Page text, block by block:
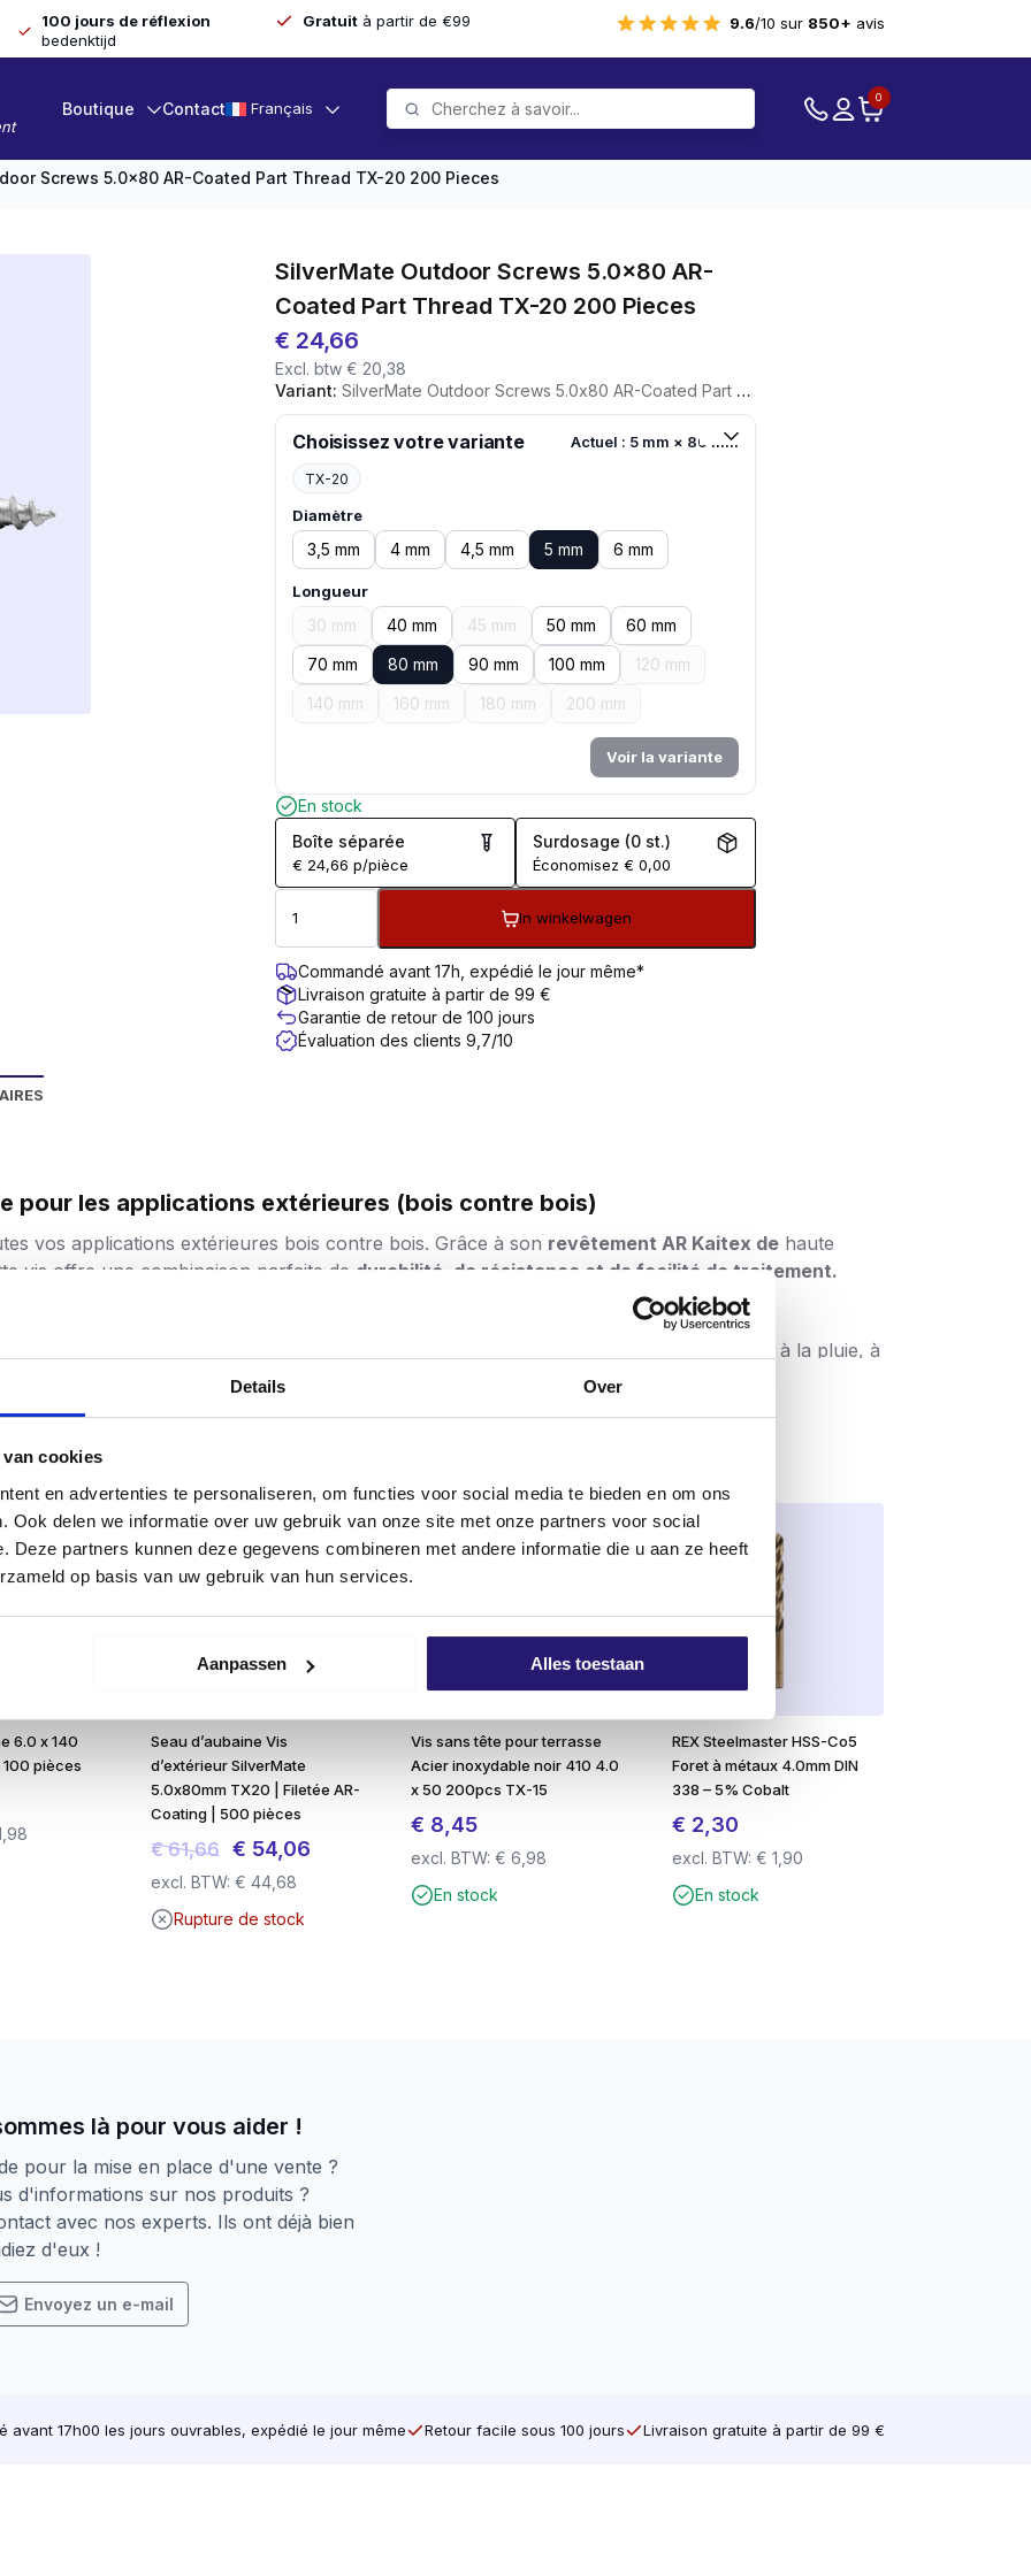
Details Over
cookies
en advertenties te personaliseren, om functies voor social media te bieden en om ons
Ook delen we informatie over uw gebruik van onze site met onze partners voor social
Deze partners kunnen deze gegevens combineren met andere informatie die u aan ze heeft
op basis van uw gebruik van hun services.
Aanpassen Alles toestaan
100 jours de réflexion
bedenktijd
Gratuità partir de €99 9.6/10 sur 850+ avis
Boutique Contact Français
0
Screws 5.0×80 AR-Coated Part Thread TX-20 200 Pieces
SilverMate Outdoor Screws 5.0×80 AR-
Coated Part Thread TX-20 200 Pieces
€ 24,66
Excl. btw € 20,38
Variant: SilverMate Outdoor Screws 5.0x80 AR-Coated Part Thread TX-20 200 Pieces
Choisissez votre variante Actuel : 5 mm × 80 mm
TX-20
Diamètre
3,5 mm 4 mm 4,5 mm 5 mm 6 mm
Longueur
30 mm 40 mm 45 mm 50 mm
60 mm
70 mm
80 mm 90 mm 100 mm
120 mm
140 mm
160 mm 180 mm 200 mm
Voir la variante
En stock
Boîte séparée
€ 24,66 p/pièce
Surdosage (0 st.)
Économisez € 0,00
In winkelwagen
Commandé avant 17h, expédié le jour même*
Livraison gratuite à partir de 99 €
Garantie de retour de 100 jours
Évaluation des clients 9,7/10
pour les applications extérieures (bois contre bois)
vos applications extérieures bois contre bois. Grâce à son revêtement AR Kaitex dehaute
vis offre une combinaison parfaite de durabilité, de résistance et de facilité de traitement.
. La vis résiste ainsi à la pluie, à
applications extérieures à long terme telles que les clôtures, les revêtements muraux, les pergolas,
inoxydable
inoxydable, les vis SilverMate Outdoor sont jusqu ‘à deux fois plus résistantes
dans le bois dur ou sous des charges élevées. Ils offrent donc une sécurité tant pour le
idéal pour travailler au-dessus de la tête ou d’une seule main.
traitement solide et sûr.
coefficient de frottement et à des filets fins.
bois sur bois
argentée
Fabriqué pour durer.
6.0 x 140
pièces
Seau d’aubaine Vis
d’extérieur SilverMate
5.0x80mm TX20 | Filetée AR-
Coating | 500 pièces
€61,66 Le
prix
initial
€ 54,06
excl. BTW:€ 44,68
Rupture de stock
Vis sans tête pour terrasse
Acier inoxydable noir 410 4.0
x 50 200pcs TX-15
€ 8,45
excl. BTW:€ 6,98
En stock
REX Steelmaster HSS-Co5
Foret à métaux 4.0mm DIN
338 – 5% Cobalt
€ 2,30
excl. BTW: € 1,90
En stock
là pour vous aider !
pour la mise en place d'une vente ?
d'informations sur nos produits ?
avec nos experts. Ils ont déjà bien
d'eux !
Envoyez un e-mail
avant 17h00 les jours ouvrables, expédié le jour même Retour facile sous 100 jours Livraison gratuite à partir de 99 €